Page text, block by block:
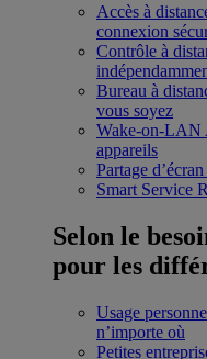
Accès à
connexion
Contrôle à
Bureau à
vous soyez
Wake-on-LAN
appareils
Partage d’écran
Smart Service
Selon le
pour les
Usage
n’importe où
Petites